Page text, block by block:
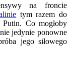
na froncie
tym razem do
Co mogłoby
jedynie ponowne
jego siłowego